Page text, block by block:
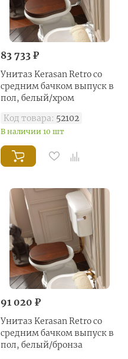
83 733 ₽
Унитаз Kerasan Retro со
средним бачком выпуск в
пол, белый/хром
Код товара: 52102
В наличии 10 шт
91 020 ₽
Унитаз Kerasan Retro со
средним бачком выпуск в
пол, белый/бронза